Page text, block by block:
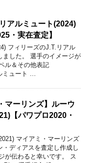
アルミュート(2024)
・実在査定】
フィリーズのJ.T.リアル
ました。 選手のイメージが
ル＆その他表記
ミュート …
マーリンズ】ルーウ
【パワプロ2020・
マイアミ・マーリンズ
ディアスを査定し作成し
が伝わると幸いです。 ス